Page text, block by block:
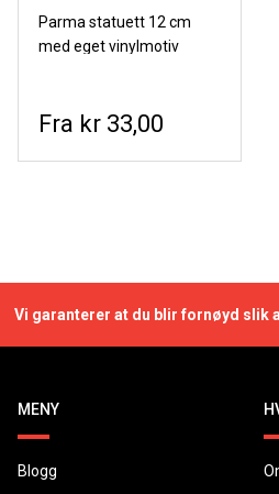
Parma statuett 12 cm
med eget vinylmotiv
kr 33,00
Vi garanterer at du blir fornøyd slik
MENY
Blogg